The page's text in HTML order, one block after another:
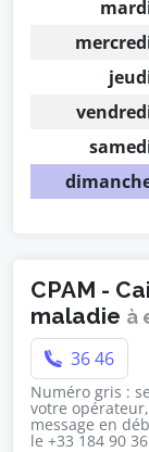
CPAM -
maladie à
36 46
Numéro gris :
votre
message en
le +33 184 90